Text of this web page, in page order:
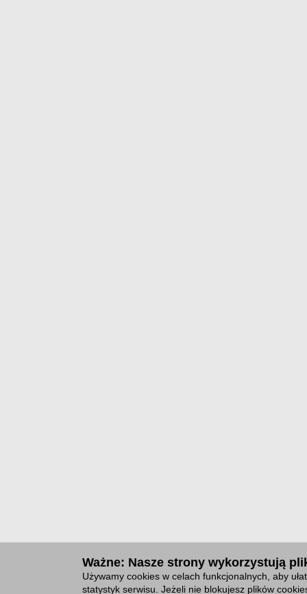
Ważne: Nasze strony wykorzystują
Używamy cookies w celach funkcjonalnych, aby
statystyk serwisu. Jeżeli nie blokujesz plików